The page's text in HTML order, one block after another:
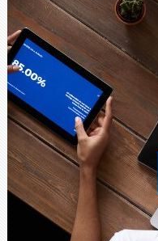
× 80°のノ
ードを切り
ることなく
うにします
密度なスキ